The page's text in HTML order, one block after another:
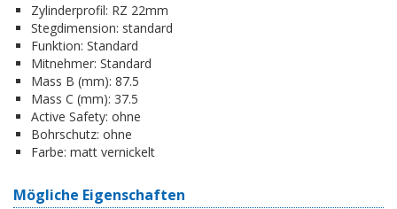
Zylinderprofil: RZ 22mm
Stegdimension: standard
Funktion: Standard
Mitnehmer: Standard
Mass B (mm): 87.5
Mass C (mm): 37.5
Active Safety: ohne
Bohrschutz: ohne
Farbe: matt vernickelt
Mögliche Eigenschaften